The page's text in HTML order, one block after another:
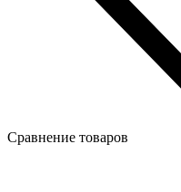
Сравнение товаров